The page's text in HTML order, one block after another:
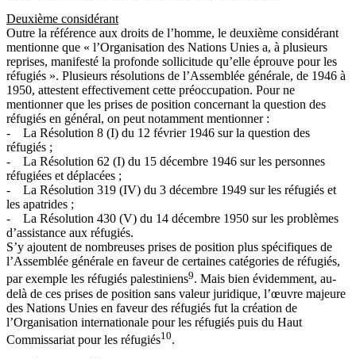
Deuxième considérant
Outre la référence aux droits de l’homme, le deuxième considérant
mentionne que « l’Organisation des Nations Unies a, à plusieurs
reprises, manifesté la profonde sollicitude qu’elle éprouve pour les
réfugiés ». Plusieurs résolutions de l’Assemblée générale, de 1946 à
1950, attestent effectivement cette préoccupation. Pour ne
mentionner que les prises de position concernant la question des
réfugiés en général, on peut notamment mentionner :
- La Résolution 8 (I) du 12 février 1946 sur la question des
réfugiés ;
- La Résolution 62 (I) du 15 décembre 1946 sur les personnes
réfugiées et déplacées ;
- La Résolution 319 (IV) du 3 décembre 1949 sur les réfugiés et
les apatrides ;
- La Résolution 430 (V) du 14 décembre 1950 sur les problèmes
d’assistance aux réfugiés.
S’y ajoutent de nombreuses prises de position plus spécifiques de
l’Assemblée générale en faveur de certaines catégories de réfugiés,
par exemple les réfugiés palestiniens9. Mais bien évidemment, au-
delà de ces prises de position sans valeur juridique, l’œuvre majeure
des Nations Unies en faveur des réfugiés fut la création de
l’Organisation internationale pour les réfugiés puis du Haut
Commissariat pour les réfugiés10.